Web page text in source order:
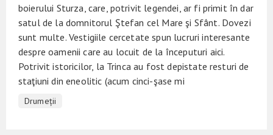
boierului Sturza, care, potrivit legendei, ar fi primit în dar
satul de la domnitorul Ştefan cel Mare şi Sfânt. Dovezi
sunt multe. Vestigiile cercetate spun lucruri interesante
despre oamenii care au locuit de la începuturi aici.
Potrivit istoricilor, la Trinca au fost depistate resturi de
staţiuni din eneolitic (acum cinci-şase mi
Drumeții